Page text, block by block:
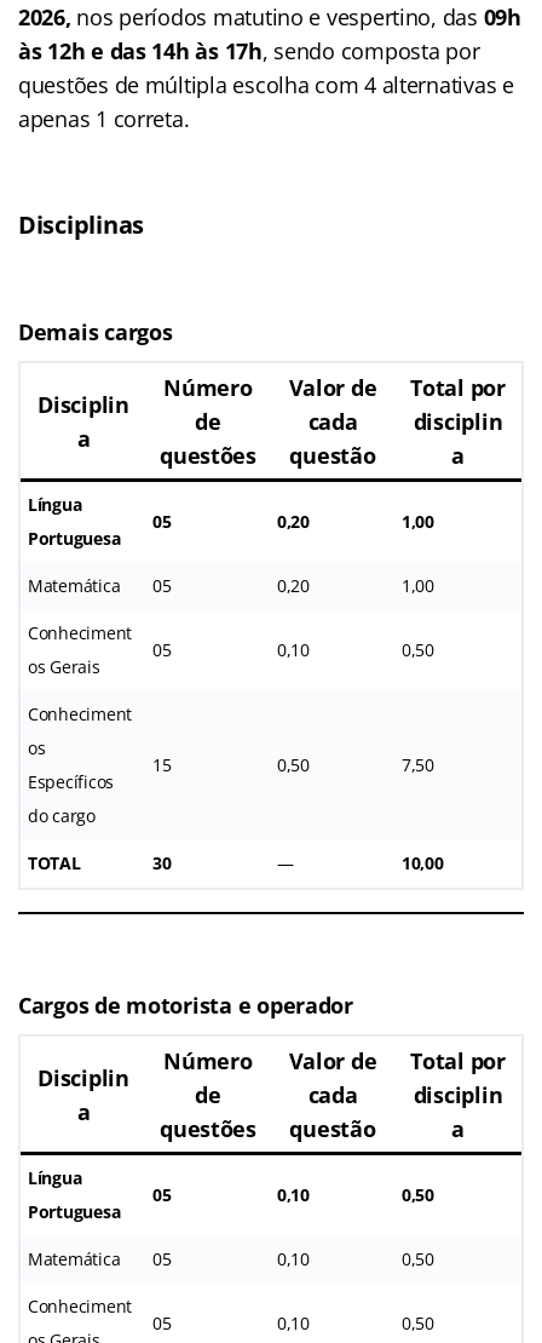
2026, nos períodos matutino e vespertino, das 09h
às 12h e das 14h às 17h, sendo composta por
questões de múltipla escolha com 4 alternativas e
apenas 1 correta.
Disciplinas
Demais cargos
Disciplin
a
Número
de
questões
Valor de
cada
questão
Total por
disciplin
a
Língua
Portuguesa
05 0,20 1,00
Matemática 05 0,20 1,00
Conheciment
os Gerais
05 0,10 0,50
Conheciment
os
Específicos
do cargo
15 0,50 7,50
TOTAL 30 — 10,00
Cargos de motorista e operador
Disciplin
a
Número
de
questões
Valor de
cada
questão
Total por
disciplin
a
Língua
Portuguesa
05 0,10 0,50
Matemática 05 0,10 0,50
Conheciment
05 0,10 0,50